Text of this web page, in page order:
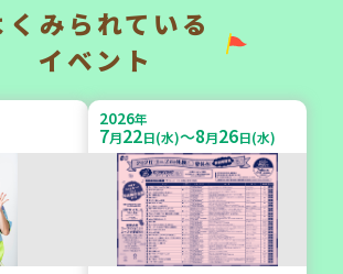
親子で楽しむ
学び・体験
2026年
10月31日(土)
くみられている
イベント
2026年
7月22日(水)～8月26日(水)